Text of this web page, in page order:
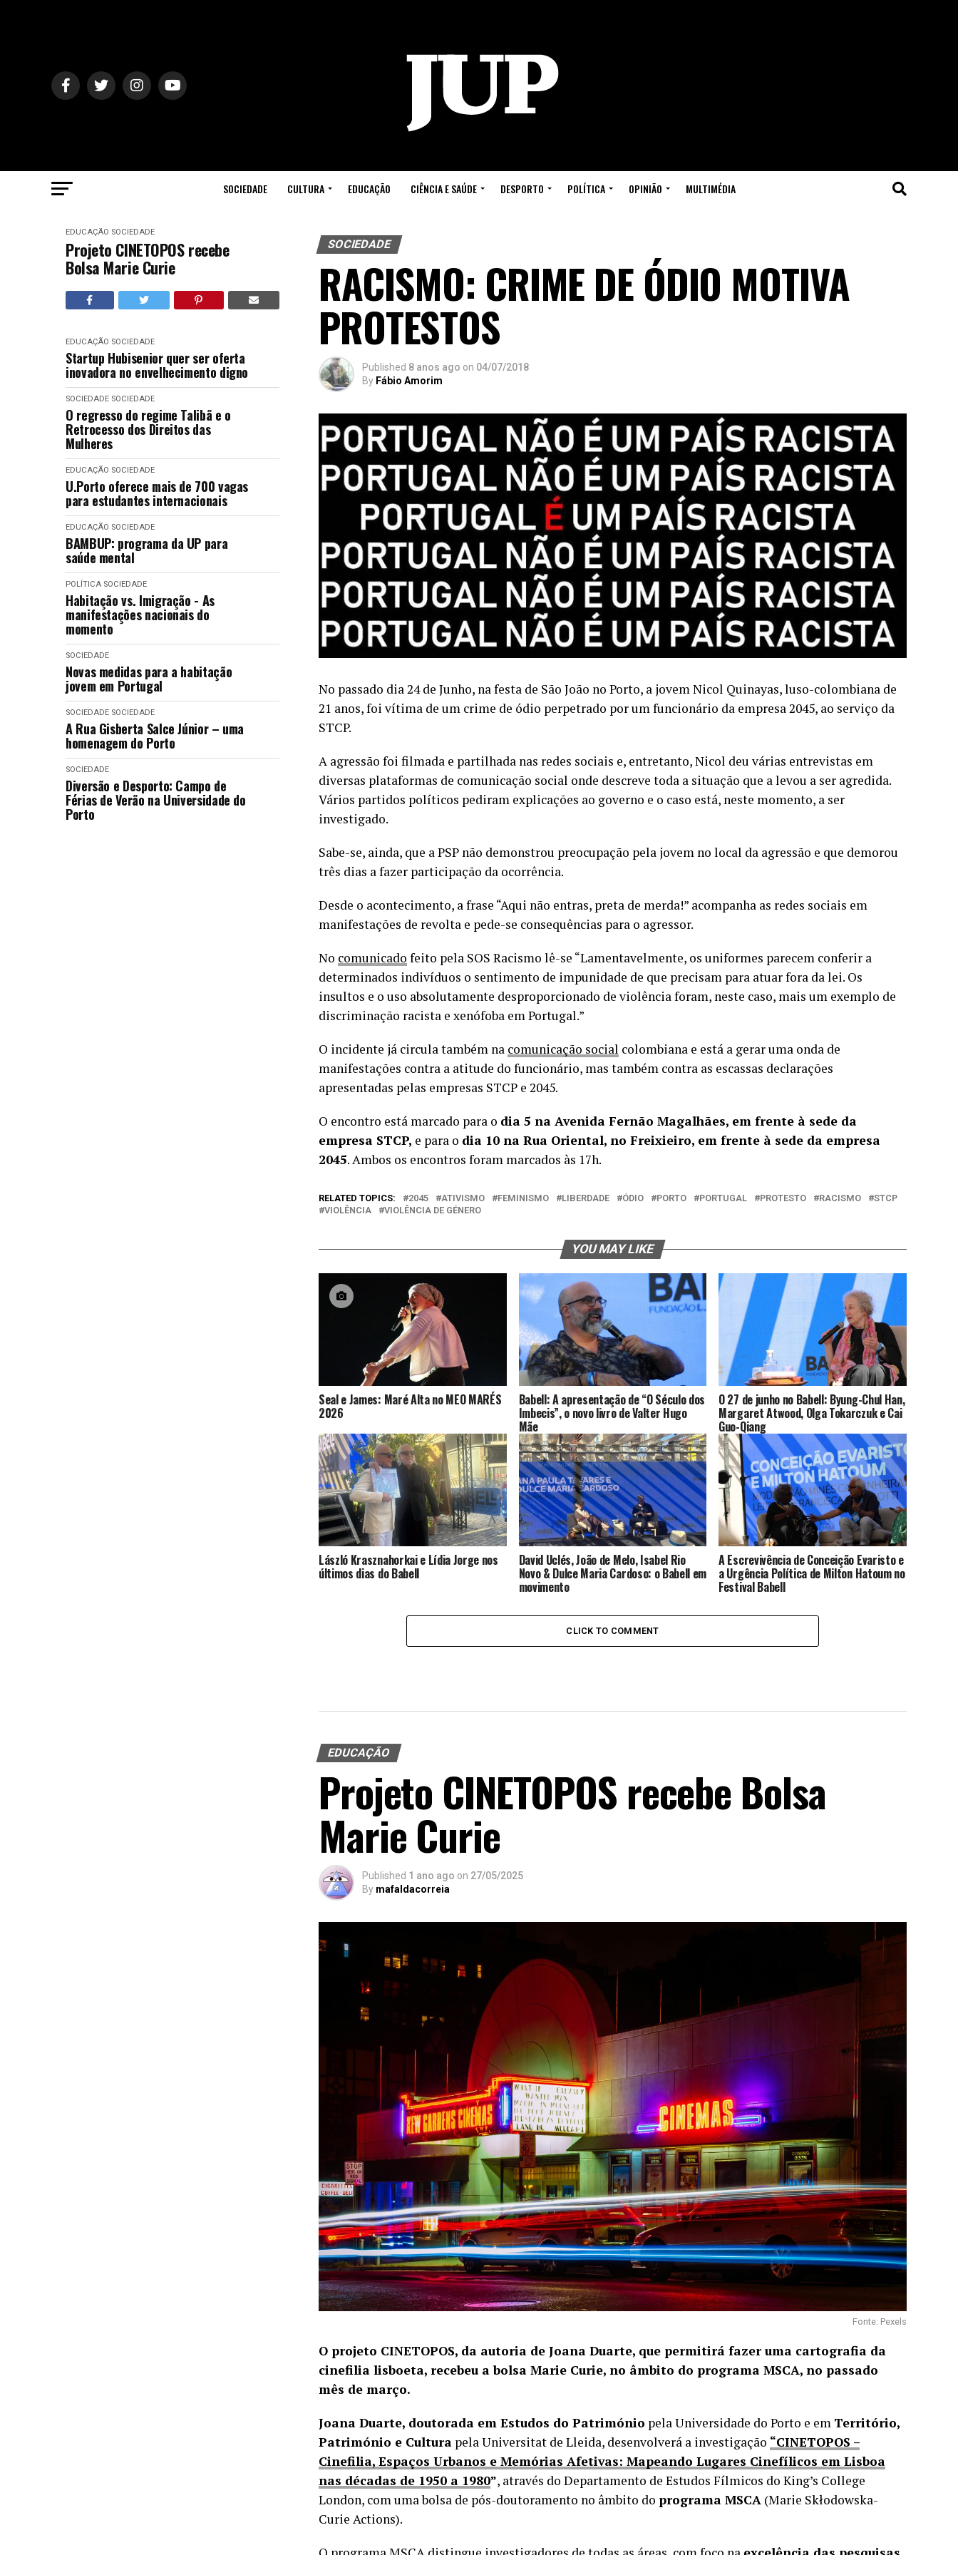
SOCIEDADE CULTURA EDUCAÇÃO CIÊNCIA E SAÚDE DESPORTO POLÍTICA OPINIÃO MULTIMÉDIA
EDUCAÇÃO SOCIEDADE
Projeto CINETOPOS recebe
Bolsa Marie Curie
EDUCAÇÃO SOCIEDADE
Startup Hubisenior quer ser oferta
inovadora no envelhecimento digno
SOCIEDADE SOCIEDADE
O regresso do regime Talibã e o
Retrocesso dos Direitos das
Mulheres
EDUCAÇÃO SOCIEDADE
U.Porto oferece mais de 700 vagas
para estudantes internacionais
EDUCAÇÃO SOCIEDADE
BAMBUP: programa da UP para
saúde mental
POLÍTICA SOCIEDADE
Habitação vs. Imigração - As
manifestações nacionais do
momento
SOCIEDADE
Novas medidas para a habitação
jovem em Portugal
SOCIEDADE SOCIEDADE
A Rua Gisberta Salce Júnior – uma
homenagem do Porto
SOCIEDADE
Diversão e Desporto: Campo de
Férias de Verão na Universidade do
Porto
SOCIEDADE
RACISMO: CRIME DE ÓDIO MOTIVA
PROTESTOS
Published 8 anos ago on 04/07/2018
By Fábio Amorim
No passado dia 24 de Junho, na festa de São João no Porto, a jovem Nicol Quinayas, luso-colombiana de
21 anos, foi vítima de um crime de ódio perpetrado por um funcionário da empresa 2045, ao serviço da
STCP.
A agressão foi filmada e partilhada nas redes sociais e, entretanto, Nicol deu várias entrevistas em
diversas plataformas de comunicação social onde descreve toda a situação que a levou a ser agredida.
Vários partidos políticos pediram explicações ao governo e o caso está, neste momento, a ser
investigado.
Sabe-se, ainda, que a PSP não demonstrou preocupação pela jovem no local da agressão e que demorou
três dias a fazer participação da ocorrência.
Desde o acontecimento, a frase “Aqui não entras, preta de merda!” acompanha as redes sociais em
manifestações de revolta e pede-se consequências para o agressor.
No comunicado feito pela SOS Racismo lê-se “Lamentavelmente, os uniformes parecem conferir a
determinados indivíduos o sentimento de impunidade de que precisam para atuar fora da lei. Os
insultos e o uso absolutamente desproporcionado de violência foram, neste caso, mais um exemplo de
discriminação racista e xenófoba em Portugal.”
O incidente já circula também na comunicação social colombiana e está a gerar uma onda de
manifestações contra a atitude do funcionário, mas também contra as escassas declarações
apresentadas pelas empresas STCP e 2045.
O encontro está marcado para o dia 5 na Avenida Fernão Magalhães, em frente à sede da
empresa STCP, e para o dia 10 na Rua Oriental, no Freixieiro, em frente à sede da empresa
2045. Ambos os encontros foram marcados às 17h.
RELATED TOPICS: 2045 ATIVISMO FEMINISMO LIBERDADE ÓDIO PORTO PORTUGAL PROTESTO RACISMO
STCP
VIOLÊNCIA
VIOLÊNCIA DE GÉNERO
YOU MAY LIKE
Seal e James: Maré Alta no MEO MARÉS
2026
Babell: A apresentação de “O Século dos
Imbecis”, o novo livro de Valter Hugo
Mãe
O 27 de junho no Babell: Byung-Chul Han,
Margaret Atwood, Olga Tokarczuk e Cai
Guo-Qiang
László Krasznahorkai e Lídia Jorge nos
últimos dias do Babell
David Uclés, João de Melo, Isabel Rio
Novo & Dulce Maria Cardoso: o Babell em
movimento
A Escrevivência de Conceição Evaristo e
a Urgência Política de Milton Hatoum no
Festival Babell
CLICK TO COMMENT
EDUCAÇÃO
Projeto CINETOPOS recebe Bolsa
Marie Curie
Published 1 ano ago on 27/05/2025
By mafaldacorreia
Fonte: Pexels
O projeto CINETOPOS, da autoria de Joana Duarte, que permitirá fazer uma cartografia da
cinefilia lisboeta, recebeu a bolsa Marie Curie, no âmbito do programa MSCA, no passado
mês de março.
Joana Duarte, doutorada em Estudos do Património pela Universidade do Porto e em Território,
Património e Cultura pela Universitat de Lleida, desenvolverá a investigação “CINETOPOS –
Cinefilia, Espaços Urbanos e Memórias Afetivas: Mapeando Lugares Cinefílicos em Lisboa
nas décadas de 1950 a 1980”, através do Departamento de Estudos Fílmicos do King’s College
London, com uma bolsa de pós-doutoramento no âmbito do programa MSCA (Marie Skłodowska-
Curie Actions).